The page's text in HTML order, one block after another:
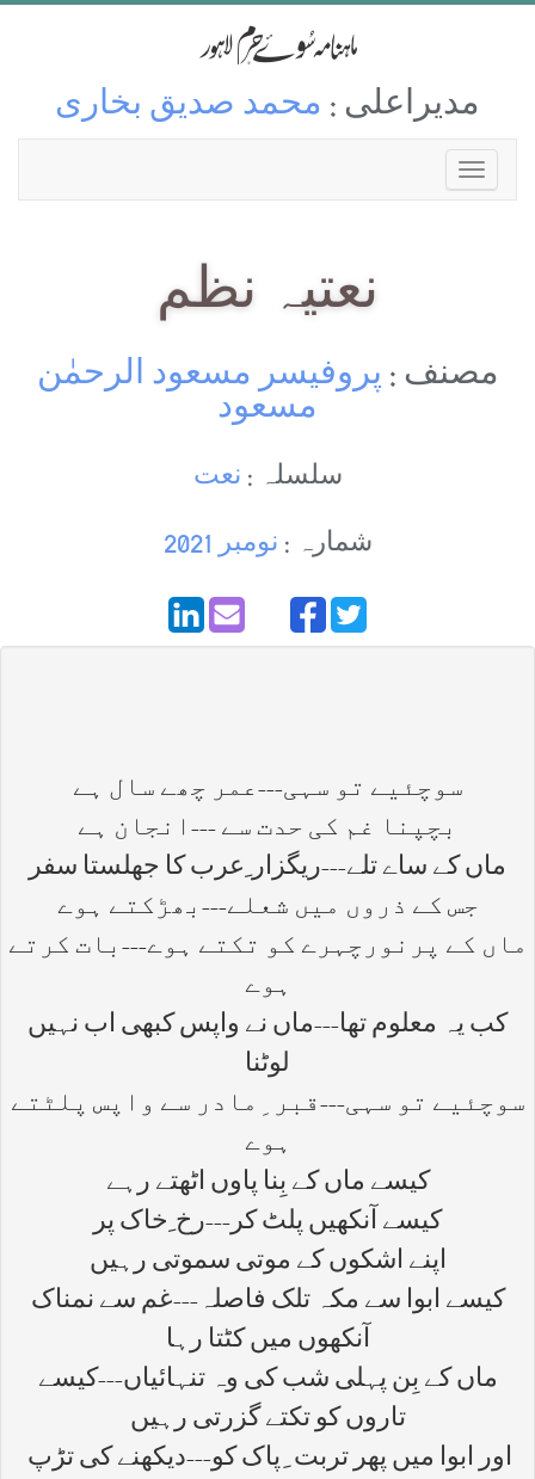
مدیراعلی : محمد صدیق بخاری
نعتیہ نظم
مصنف : پروفیسر مسعود الرحمٰن
مسعود
سلسلہ : نعت
شمارہ : نومبر 2021
سوچئیے تو سہی---عمر چھے سال ہے
بچپنا غم کی حدت سے ---انجان ہے
ماں کے ساے تلے---ریگزار ِعرب کا جھلستا سفر
جس کے ذروں میں شعلے---بھڑکتے ہوے
ماں کے پرنورچہرے کو تکتے ہوے---بات کرتے
ہوے
کب یہ معلوم تھا---ماں نے واپس کبھی اب نہیں
لوٹنا
سوچئیے تو سہی---قبر ِمادر سے واپس پلٹتے
ہوے
کیسے ماں کے بِنا پاوں اٹھتے رہے
کیسے آنکھیں پلٹ کر---رخ ِخاک پر
اپنے اشکوں کے موتی سموتی رہیں
کیسے ابوا سے مکہ تلک فاصلہ---غم سے نمناک
آنکھوں میں کٹتا رہا
ماں کے بِن پہلی شب کی وہ تنہائیاں---کیسے
تاروں کو تکتے گزرتی رہیں
اور ابوا میں پھر تربت ِپاک کو---دیکھنے کی تڑپ